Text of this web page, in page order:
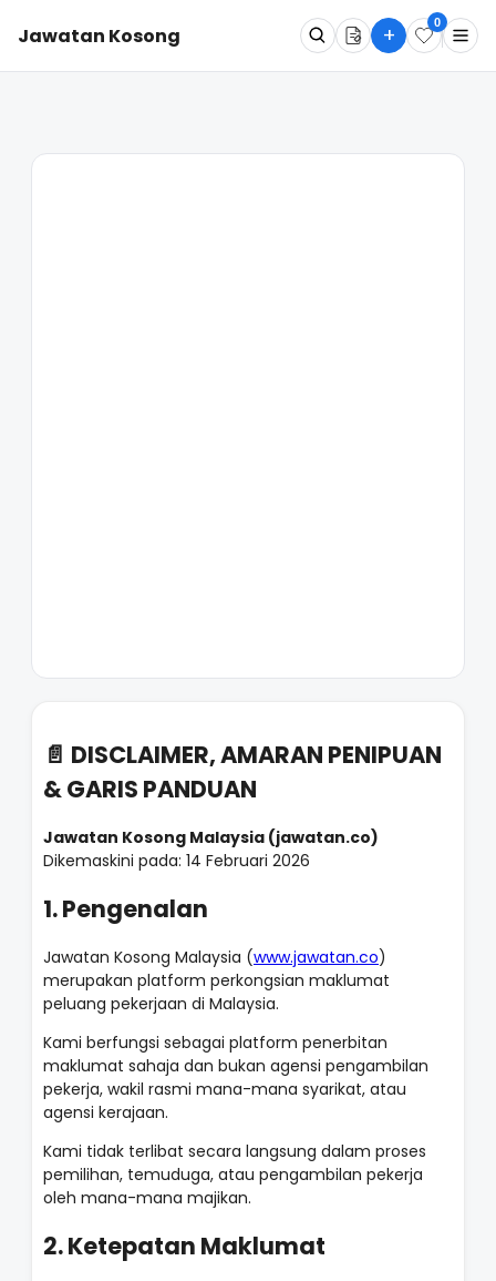
Jawatan Kosong + 0
Dimana
📄 DISCLAIMER, AMARAN PENIPUAN
& GARIS PANDUAN
Jawatan Kosong Malaysia (jawatan.co)
Dikemaskini pada: 14 Februari 2026
1. Pengenalan
Jawatan Kosong Malaysia (www.jawatan.co)
merupakan platform perkongsian maklumat
peluang pekerjaan di Malaysia.
Kami berfungsi sebagai platform penerbitan
maklumat sahaja dan bukan agensi pengambilan
pekerja, wakil rasmi mana-mana syarikat, atau
agensi kerajaan.
Kami tidak terlibat secara langsung dalam proses
pemilihan, temuduga, atau pengambilan pekerja
oleh mana-mana majikan.
2. Ketepatan Maklumat